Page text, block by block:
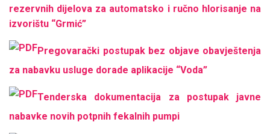
rezervnih dijelova za automatsko i ručno hlorisanje na
izvorištu “Grmić”
Pregovarački postupak bez objave obavještenja
za nabavku usluge dorade aplikacije “Voda”
Tenderska dokumentacija za postupak javne
nabavke novih potpnih fekalnih pumpi